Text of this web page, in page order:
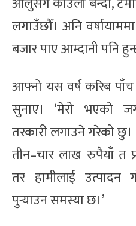
लगाउँछौँ। अनि
बजार पाए आम्दानी पनि
आफ्नो यस वर्ष करिब
सुनाए। ‘मेरो भएको
तरकारी लगाउने गरेको
तीन–चार लाख रुपैयाँ त
तर हामीलाई उत्पादन
पुर्‍याउन समस्या छ।’